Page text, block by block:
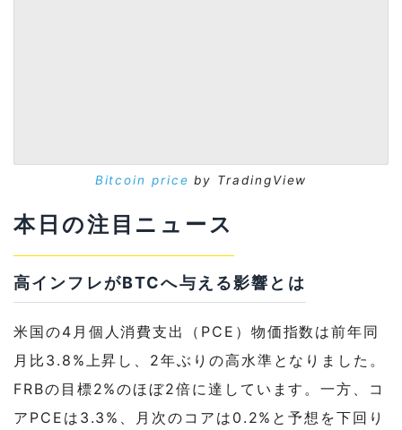
Bitcoin price by TradingView
本日の注目ニュース
高インフレがBTCへ与える影響とは
米国の4月個人消費支出（PCE）物価指数は前年同
月比3.8%上昇し、2年ぶりの高水準となりました。
FRBの目標2%のほぼ2倍に達しています。一方、コ
アPCEは3.3%、月次のコアは0.2%と予想を下回り